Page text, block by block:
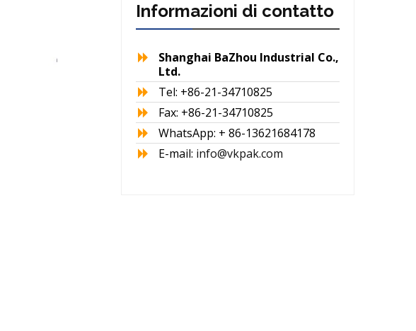
Informazioni di contatto
Shanghai BaZhou Industrial Co.,
Ltd.
Tel: +86-21-34710825
Fax: +86-21-34710825
WhatsApp: + 86-13621684178
E-mail: info@vkpak.com